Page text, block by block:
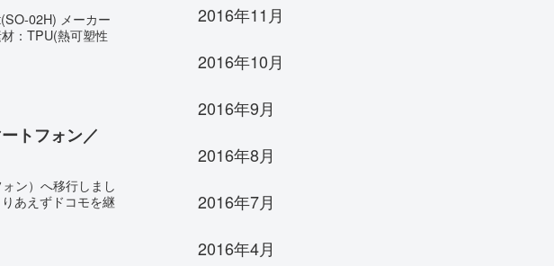
02H) メーカー
：TPU(熱可塑性
トフォン／
ン）へ移行しまし
あえずドコモを継
2016年11月
2016年10月
2016年9月
2016年8月
2016年7月
2016年4月